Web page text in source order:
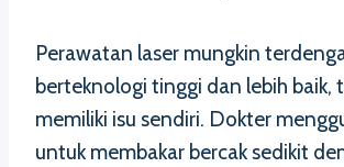
Perawatan laser mungkin
berteknologi tinggi dan lebih baik,
memiliki isu sendiri. Dokter
untuk membakar bercak sedikit